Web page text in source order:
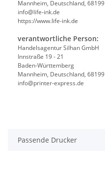
Mannheim, Deutschland, 68199
info@life-ink.de
https://www.life-ink.de
verantwortliche Person:
Handelsagentur Silhan GmbH
Innstraße 19 - 21
Baden-Württemberg
Mannheim, Deutschland, 68199
info@printer-express.de
Passende Drucker